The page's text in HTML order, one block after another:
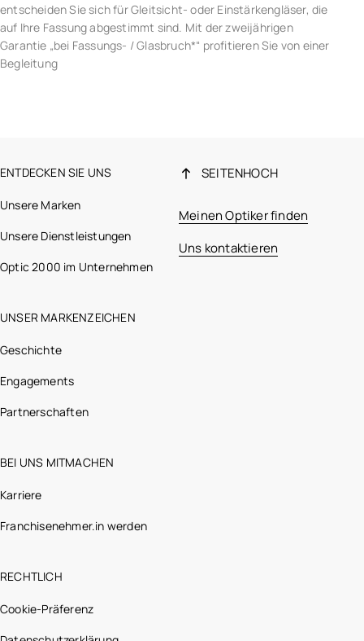
entscheiden Sie sich für Gleitsicht- oder Einstärkengläser, die
auf Ihre Fassung abgestimmt sind. Mit der zweijährigen
Garantie „bei Fassungs- / Glasbruch*“ profitieren Sie von einer
Begleitung
ENTDECKEN SIE UNS
Unsere Marken
Unsere Dienstleistungen
Optic 2000 im Unternehmen
UNSER MARKENZEICHEN
Geschichte
Engagements
Partnerschaften
BEI UNS MITMACHEN
Karriere
Franchisenehmer.in werden
RECHTLICH
Cookie-Präferenz
SEITENHOCH
Meinen Optiker finden
Uns kontaktieren